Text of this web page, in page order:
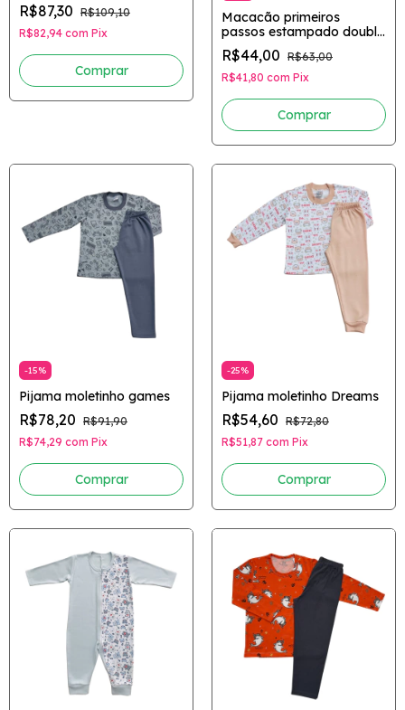
R$87,30 R$109,10
R$82,94 com Pix
Comprar
Macacão primeiros
passos estampado double
Suedine
R$44,00 R$63,00
R$41,80 com Pix
Comprar
-15%
Pijama moletinho games
R$78,20 R$91,90
R$74,29 com Pix
Comprar
-25%
Pijama moletinho Dreams
R$54,60 R$72,80
R$51,87 com Pix
Comprar